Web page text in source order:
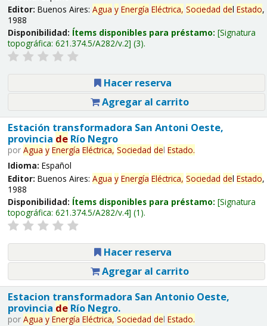
Editor: Buenos Aires: Agua y Energía Eléctrica, Sociedad del Estado,
1988
Disponibilidad: Ítems disponibles para préstamo: Signatura
topográfica: 621.374.5/A282/v.2 (3).
Hacer reserva
Agregar al carrito
Estación transformadora San Antoni Oeste,
provincia deRío Negro
por Agua y Energía Eléctrica, Sociedad del Estado.
Idioma: Español
Editor: Buenos Aires: Agua y Energía Eléctrica, Sociedad del Estado,
1988
Disponibilidad: Ítems disponibles para préstamo: Signatura
topográfica: 621.374.5/A282/v.4 (1).
Hacer reserva
Agregar al carrito
Estacion transformadora San Antonio Oeste,
provincia deRío Negro.
por Agua y Energía Eléctrica, Sociedad del Estado.